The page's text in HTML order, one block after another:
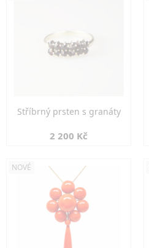
Stříbrný prsten s granáty
2 200 Kč
NOVÉ